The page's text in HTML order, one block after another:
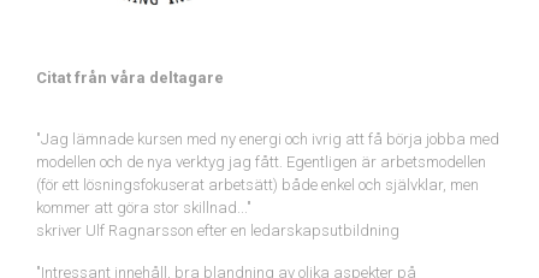
Citat från våra deltagare
"Jag lämnade kursen med ny energi och ivrig att få börja jobba med
modellen och de nya verktyg jag fått. Egentligen är arbetsmodellen
(för ett lösningsfokuserat arbetsätt) både enkel och självklar, men
kommer att göra stor skillnad..."
skriver Ulf Ragnarsson efter en ledarskapsutbildning
"Intressant innehåll, bra blandning av olika aspekter på